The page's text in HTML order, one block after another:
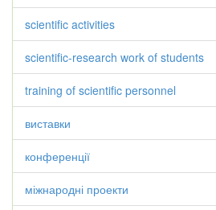
scientific activities
scientific-research work of students
training of scientific personnel
виставки
конференції
міжнародні проекти